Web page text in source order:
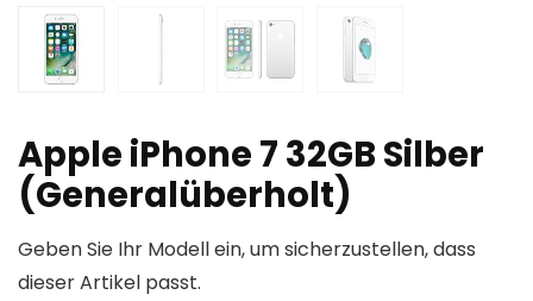
Apple iPhone 7 32GB Silber
(Generalüberholt)
Geben Sie Ihr Modell ein, um sicherzustellen, dass
dieser Artikel passt.